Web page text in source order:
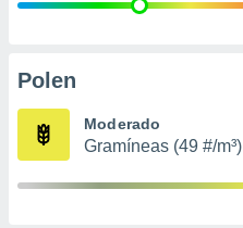
e
publicidad
Polen
Moderado
Gramíneas (49 #/m³)